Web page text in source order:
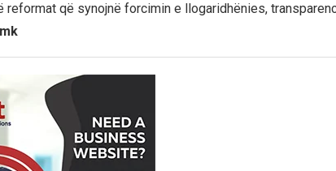
reformat që synojnë forcimin e llogaridhënies,